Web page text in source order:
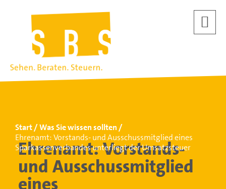
Start
Was Sie wissen sollten
Ehrenamt: Vorstands- und Ausschussmitglied eines
Sparkassenverbandes unterliegt der Umsatzsteuer
Ehrenamt: Vorstands-
und Ausschussmitglied
eines